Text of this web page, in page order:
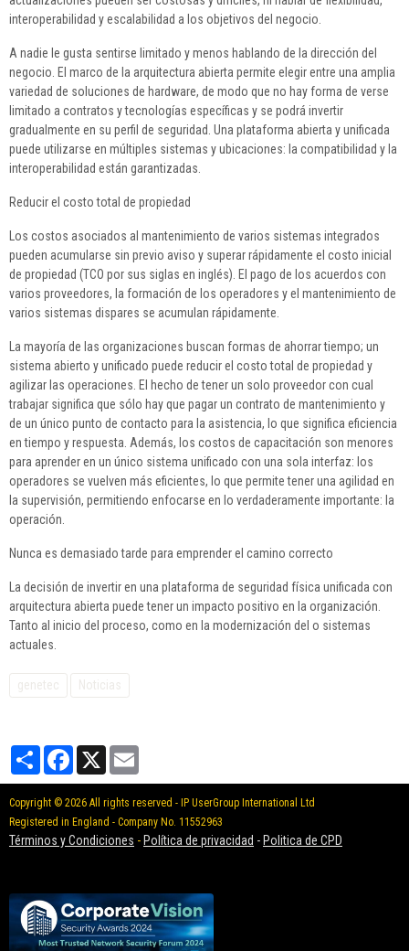
interoperabilidad y escalabilidad a los objetivos del negocio.
A nadie le gusta sentirse limitado y menos hablando de la dirección del
negocio. El marco de la arquitectura abierta permite elegir entre una amplia
variedad de soluciones de hardware, de modo que no hay forma de verse
limitado a contratos y tecnologías específicas y se podrá invertir
gradualmente en su perfil de seguridad. Una plataforma abierta y unificada
puede utilizarse en múltiples sistemas y ubicaciones: la compatibilidad y la
interoperabilidad están garantizadas.
Reducir el costo total de propiedad
Los costos asociados al mantenimiento de varios sistemas integrados
pueden acumularse sin previo aviso y superar rápidamente el costo inicial
de propiedad (TCO por sus siglas en inglés). El pago de los acuerdos con
varios proveedores, la formación de los operadores y el mantenimiento de
varios sistemas dispares se acumulan rápidamente.
La mayoría de las organizaciones buscan formas de ahorrar tiempo; un
sistema abierto y unificado puede reducir el costo total de propiedad y
agilizar las operaciones. El hecho de tener un solo proveedor con cual
trabajar significa que sólo hay que pagar un contrato de mantenimiento y
de un único punto de contacto para la asistencia, lo que significa eficiencia
en tiempo y respuesta. Además, los costos de capacitación son menores
para aprender en un único sistema unificado con una sola interfaz: los
operadores se vuelven más eficientes, lo que permite tener una agilidad en
la supervisión, permitiendo enfocarse en lo verdaderamente importante: la
operación.
Nunca es demasiado tarde para emprender el camino correcto
La decisión de invertir en una plataforma de seguridad física unificada con
arquitectura abierta puede tener un impacto positivo en la organización.
Tanto al inicio del proceso, como en la modernización del o sistemas
actuales.
genetec Noticias
PartagerFacebook
X
Copyright © 2026 All rights reserved - IP UserGroup International Ltd
Registered in England - Company No. 11552963
Términos y Condiciones - Política de privacidad - Politica de CPD